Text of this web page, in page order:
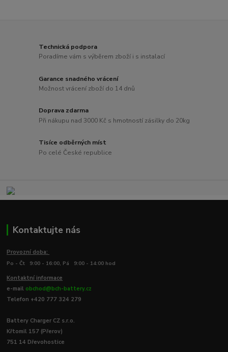
Technická podpora
Poradíme vám s výběrem zboží i s instalací
Garance snadného vrácení
Možnost vrácení zboží do 14 dnů
Doprava zdarma
Při nákupu nad 3000 Kč s hmotností zásilky do 20kg
Tisíce odběrných míst
Po celé České republice
Kontaktujte nás
Provozní doba:
Po - Čt 9:00 - 16:00, Pá 9:00 - 14:00 hod
Kontaktní informace
e-mail obchod@bch-battery.cz
Telefon +420 777 324 279
Battery Charger CZ s.r.o.
Křtomil 157 (Přerov)
751 14 Dřevohostice